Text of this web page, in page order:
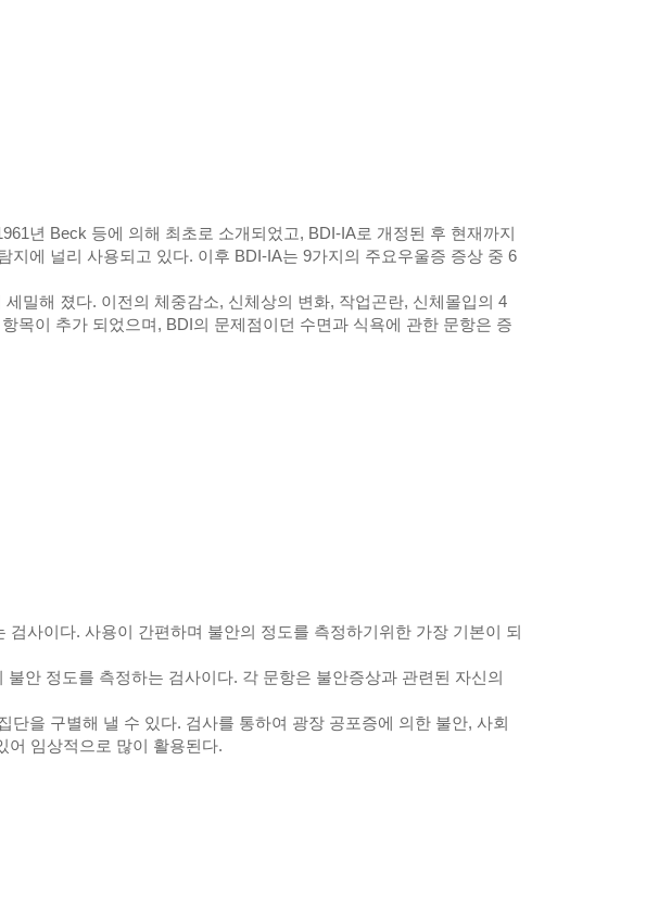
년 Beck 등에 의해 최초로 소개되었고, BDI-IA로 개정된 후 현재까지
에 널리 사용되고 있다. 이후 BDI-IA는 9가지의 주요우울증 증상 중 6
밀해 졌다. 이전의 체중감소, 신체상의 변화, 작업곤란, 신체몰입의 4
목이 추가 되었으며, BDI의 문제점이던 수면과 식욕에 관한 문항은 증
사이다. 사용이 간편하며 불안의 정도를 측정하기위한 가장 기본이 되
안 정도를 측정하는 검사이다. 각 문항은 불안증상과 관련된 자신의
을 구별해 낼 수 있다. 검사를 통하여 광장 공포증에 의한 불안, 사회
어 임상적으로 많이 활용된다.